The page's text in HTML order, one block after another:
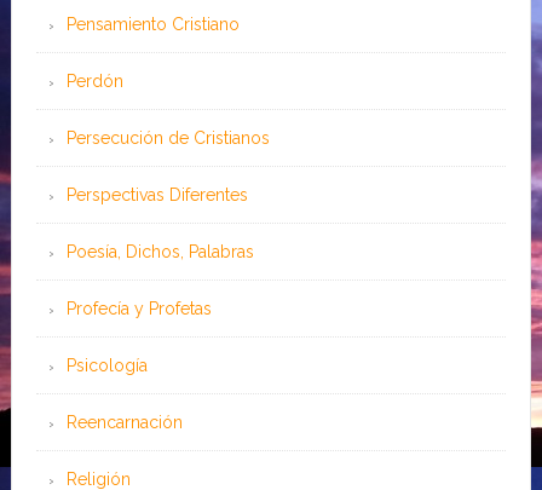
Pensamiento Cristiano
Perdón
Persecución de Cristianos
Perspectivas Diferentes
Poesía, Dichos, Palabras
Profecía y Profetas
Psicología
Reencarnación
Religión